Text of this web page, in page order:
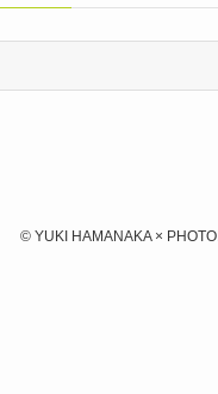
© YUKI HAMANAKA × PHOTO.